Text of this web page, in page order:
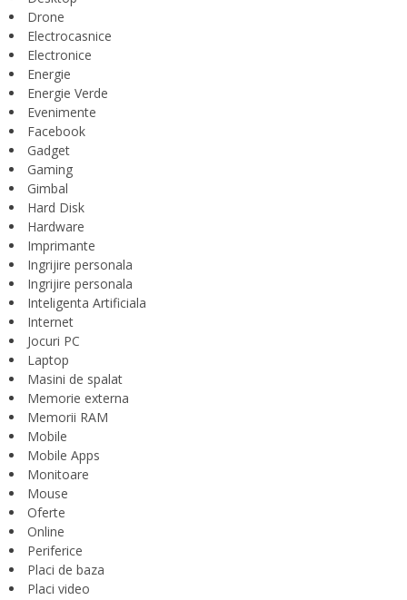
Drone
Electrocasnice
Electronice
Energie
Energie Verde
Evenimente
Facebook
Gadget
Gaming
Gimbal
Hard Disk
Hardware
Imprimante
Ingrijire personala
Ingrijire personala
Inteligenta Artificiala
Internet
Jocuri PC
Laptop
Masini de spalat
Memorie externa
Memorii RAM
Mobile
Mobile Apps
Monitoare
Mouse
Oferte
Online
Periferice
Placi de baza
Placi video